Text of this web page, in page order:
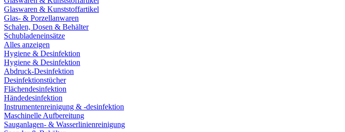
Glaswaren & Kunststoffartikel
Glas- & Porzellanwaren
Schalen, Dosen & Behälter
Schubladeneinsätze
Alles anzeigen
Hygiene & Desinfektion
Hygiene & Desinfektion
Abdruck-Desinfektion
Desinfektionstücher
Flächendesinfektion
Händedesinfektion
Instrumentenreinigung & -desinfektion
Maschinelle Aufbereitung
Sauganlagen- & Wasserlinienreinigung